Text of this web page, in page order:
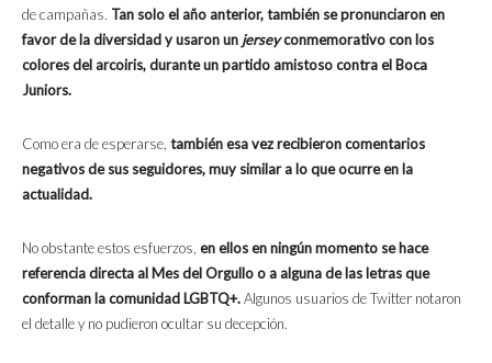
de campañas. Tan solo el año anterior, también se pronunciaron en
favor de la diversidad y usaron un jerseyconmemorativo con los
colores del arcoiris, durante un partido amistoso contra el Boca
Juniors.
Como era de esperarse, también esa vez recibieron comentarios
negativos de sus seguidores, muy similar a lo que ocurre en la
actualidad.
No obstante estos esfuerzos, en ellos en ningún momento se hace
referencia directa al Mes del Orgullo o a alguna de las letras que
conforman la comunidad LGBTQ+.Algunos usuarios de Twitter notaron
el detalle y no pudieron ocultar su decepción.